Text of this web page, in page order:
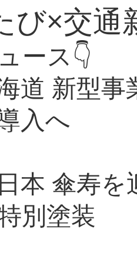
び×交通
ース👇
道 新型
入へ
本 傘寿
別塗装